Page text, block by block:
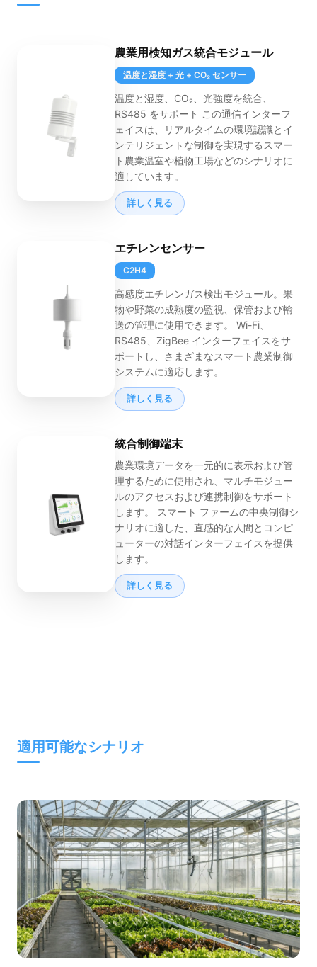
農業用検知ガス統合モジュール
温度と湿度 + 光 + CO₂ センサー
温度と湿度、CO₂、光強度を統合、
RS485 をサポート この通信インターフ
ェイスは、リアルタイムの環境認識とイ
ンテリジェントな制御を実現するスマー
ト農業温室や植物工場などのシナリオに
適しています。
詳しく見る
エチレンセンサー
C2H4
高感度エチレンガス検出モジュール。果
物や野菜の成熟度の監視、保管および輸
送の管理に使用できます。 Wi-Fi、
RS485、ZigBee インターフェイスをサ
ポートし、さまざまなスマート農業制御
システムに適応します。
詳しく見る
統合制御端末
農業環境データを一元的に表示および管
理するために使用され、マルチモジュー
ルのアクセスおよび連携制御をサポート
します。 スマート ファームの中央制御シ
ナリオに適した、直感的な人間とコンピ
ューターの対話インターフェイスを提供
します。
詳しく見る
適用可能なシナリオ